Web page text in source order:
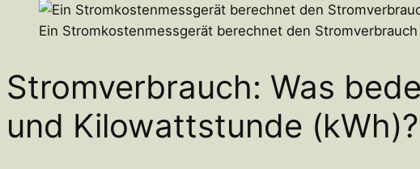
Ein Stromkostenmessgerät berechnet den Stromverbrauch
Stromverbrauch: Was
und Kilowattstunde (kWh)?